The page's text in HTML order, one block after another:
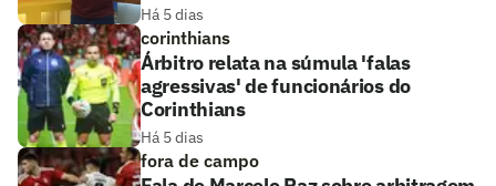
Há 5 dias
corinthians
Árbitro relata na súmula 'falas
agressivas' de funcionários do
Corinthians
Há 5 dias
fora de campo